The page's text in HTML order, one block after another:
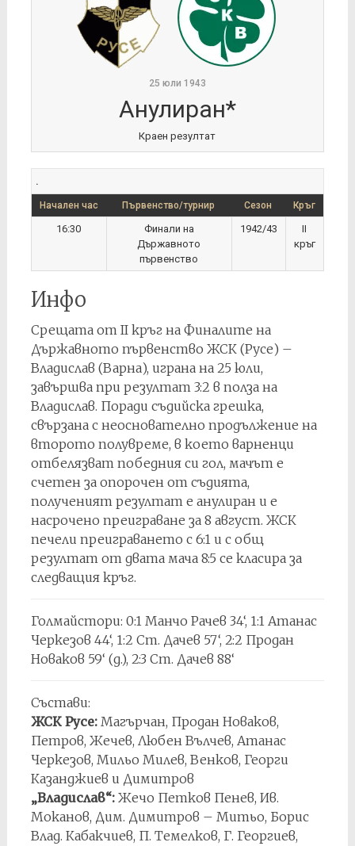
25 юли 1943
Анулиран*
Краен резултат
.
Начален час Първенство/турнир Сезон Кръг
16:30
Финали на
Държавното
първенство
1942/43
II
кръг
Инфо
Срещата от II кръг на Финалите на
Държавното първенство ЖСК (Русе) –
Владислав (Варна), играна на 25 юли,
завършва при резултат 3:2 в полза на
Владислав. Поради съдийска грешка,
свързана с неоснователно продължение на
второто полувреме, в което варненци
отбелязват победния си гол, мачът е
счетен за опорочен от съдията,
полученият резултат е анулиран и е
насрочено преиграване за 8 август. ЖСК
печели преиграването с 6:1 и с общ
резултат от двата мача 8:5 се класира за
следващия кръг.
Голмайстори: 0:1 Манчо Рачев 34‘, 1:1 Атанас
Черкезов 44‘, 1:2 Ст. Дачев 57‘, 2:2 Продан
Новаков 59‘ (д.), 2:3 Ст. Дачев 88‘
Състави:
ЖСК Русе:Магърчан, Продан Новаков,
Петров, Жечев, Любен Вълчев, Атанас
Черкезов, Мильо Милев, Венков, Георги
Казанджиев и Димитров
„Владислав“:Жечо Петков Пенев, Ив.
Моканов, Дим. Димитров – Митьо, Борис
Влад. Кабакчиев, П. Темелков, Г. Георгиев,